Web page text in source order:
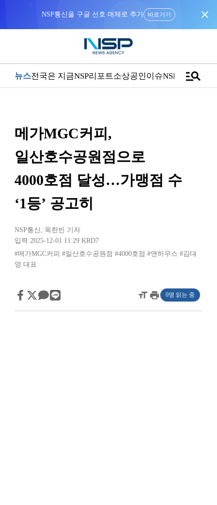
NSP통신을 구글 선호 매체로 추가 바로가기 close
뉴스전국은 지금NSP리포트소상공인이슈NSPTVmanage_search
메가MGC커피,
일산호수공원점으로
4000호점 달성…가맹점 수
‘1등’ 공고히
NSP통신 , 옥한빈 기자
입력 2025-12-01 11:29 KRD7
#메가MGC커피 #일산호수공원점 #4000호점 #앤하우스 #김대
영 대표
format_sizeprint 0명 읽는 중